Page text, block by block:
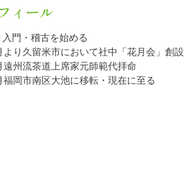
ィール
門・稽古を始める
より久留米市において社中「花月会」創設
遠州流茶道上席家元師範代拝命
福岡市南区大池に移転・現在に至る